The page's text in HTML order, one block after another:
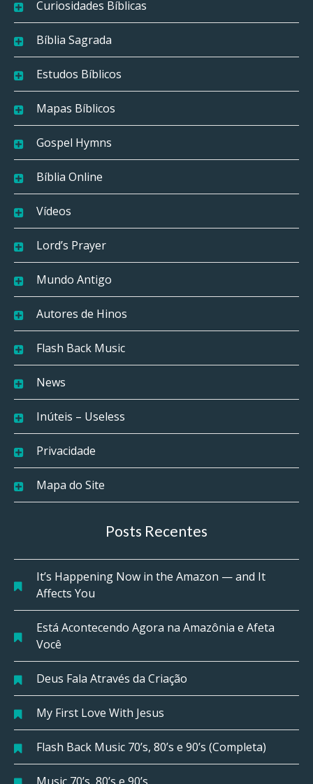
Curiosidades Bíblicas
Bíblia Sagrada
Estudos Bíblicos
Mapas Bíblicos
Gospel Hymns
Bíblia Online
Vídeos
Lord’s Prayer
Mundo Antigo
Autores de Hinos
Flash Back Music
News
Inúteis – Useless
Privacidade
Mapa do Site
Posts Recentes
It’s Happening Now in the Amazon — and It
Affects You
Está Acontecendo Agora na Amazônia e Afeta
Você
Deus Fala Através da Criação
My First Love With Jesus
Flash Back Music 70’s, 80’s e 90’s (Completa)